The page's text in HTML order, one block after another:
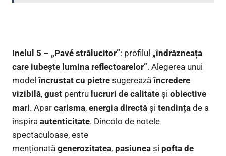
Inelul 5 – „Pavé strălucitor”: profilul „îndrăzneața
care iubește lumina reflectoarelor”. Alegerea unui
modelîncrustat cu pietre sugereazăîncredere
vizibilă, gust pentru lucruri de calitate și obiective
mari. Apar carisma, energia directă și tendința de a
inspira autenticitate. Dincolo de notele
spectaculoase, este
menționată generozitatea, pasiunea și pofta de